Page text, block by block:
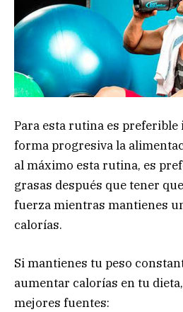
Para esta rutina es
forma progresiva la
al máximo esta rutina, es
grasas después que tener
fuerza mientras mantienes
calorías.
Si mantienes tu peso
aumentar calorías en tu
mejores fuentes: